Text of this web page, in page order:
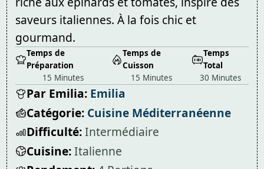
saveurs italiennes. À la fois chic et
gourmand.
Temps de
Préparation
15 Minutes
Temps de
Cuisson
15 Minutes
Temps
Total
30 Minutes
Par Emilia: Emilia
Catégorie: Cuisine Méditerranéenne
Difficulté:Intermédiaire
Cuisine:Italienne